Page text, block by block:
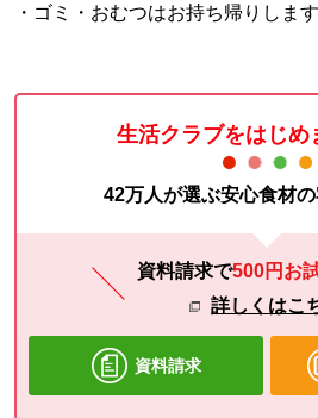
・ゴミ・おむつはお持ち帰りします
生活クラブをはじめ
42万人が選ぶ安心食材
資料請求で500円お
詳しくはこ
資料請求